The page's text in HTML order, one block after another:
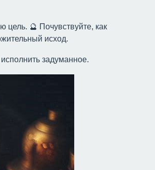
цель. 🔮 Почувствуйте, как
исход.
задуманное.